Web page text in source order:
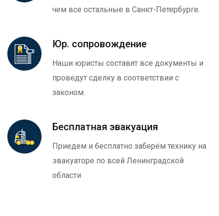
чем все остальные в Санкт-Петербурге.
Юр. сопровождение
Наши юристы составят все документы и
проведут сделку в соответствии с
законом.
Бесплатная эвакуация
Приедем и бесплатно заберём технику на
эвакуаторе по всей Ленинградской
области